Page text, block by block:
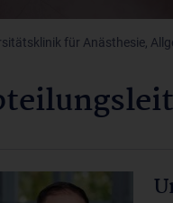
für Anästhesie,